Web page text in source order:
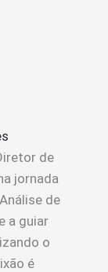
de
jornada
de
a guiar
o
é